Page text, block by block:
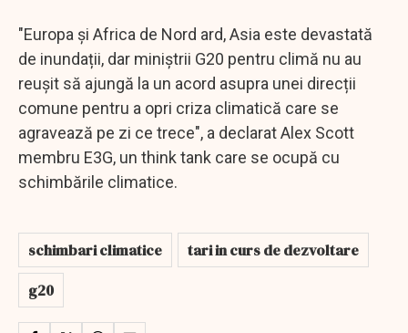
"Europa și Africa de Nord ard, Asia este devastată
de inundații, dar miniștrii G20 pentru climă nu au
reușit să ajungă la un acord asupra unei direcții
comune pentru a opri criza climatică care se
agravează pe zi ce trece", a declarat Alex Scott
membru E3G, un think tank care se ocupă cu
schimbările climatice.
schimbari climatice
tari in curs de dezvoltare
g20